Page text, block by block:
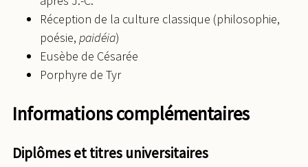
Réception de la culture classique (philosophie,
poésie, paidéia)
Eusèbe de Césarée
Porphyre de Tyr
Informations complémentaires
Diplômes et titres universitaires